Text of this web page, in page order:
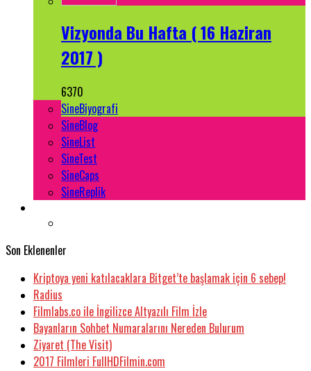
Vizyonda Bu Hafta ( 16 Haziran
2017 )
6370
SineBiyografi
SineBlog
SineList
SineTest
SineCaps
SineReplik
Son Eklenenler
Kriptoya yeni katılacaklara Bitget’te başlamak için 6 sebep!
Radius
Filmlabs.co ile İngilizce Altyazılı Film İzle
Bayanların Sohbet Numaralarını Nereden Bulurum
Ziyaret (The Visit)
2017 Filmleri FullHDFilmin.com